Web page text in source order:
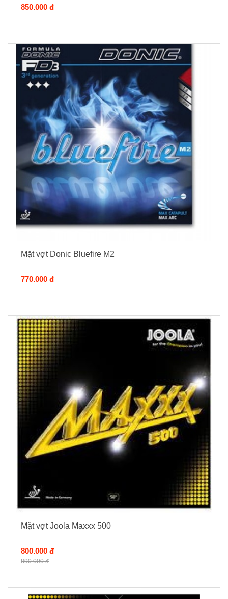
850.000 đ
Mặt vợt Donic Bluefire M2
770.000 đ
Mặt vợt Joola Maxxx 500
800.000 đ
890.000 đ